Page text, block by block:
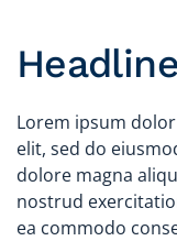
Headline
Lorem ipsum
elit, sed do
dolore magna
nostrud
ea commodo